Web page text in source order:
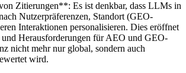
Zitierungen**: Es ist denkbar, dass LLMs in
Nutzerpräferenzen, Standort (GEO-
Interaktionen personalisieren. Dies eröffnet
Herausforderungen für AEO und GEO-
nicht mehr nur global, sondern auch
wird.